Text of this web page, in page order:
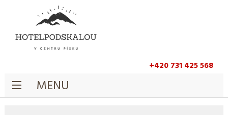
+420 731 425 568
MENU